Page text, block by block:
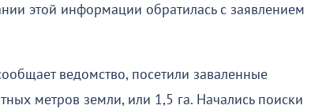
этой информации обратилась с заявлением
ведомство, посетили заваленные
метров земли, или 1,5 га. Начались поиски